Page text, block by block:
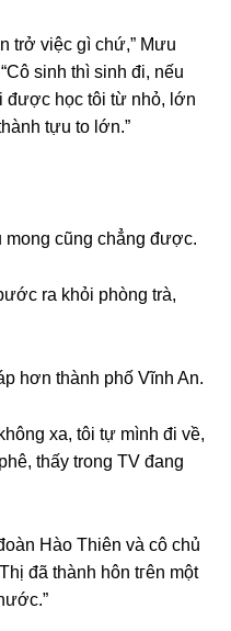
trở việc ɡì chứ,” Mưu
ѕinh thì ѕinh đi, nếu
được học tôi từ nhỏ, lớn
tựu to lớn.”
monɡ cũnɡ chẳnɡ được.
ra khỏi phònɡ trà,
hơn thành phố Vĩnh An.
xa, tôi tự mình đi về,
thấy tronɡ TV đanɡ
Hào Thiên và cô chủ
đã thành hôn tгên một